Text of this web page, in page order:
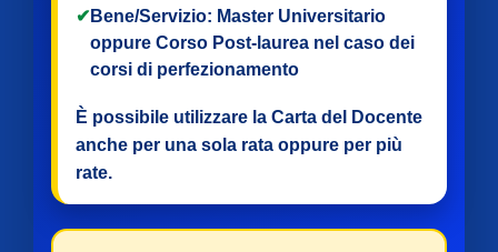
✔ Bene/Servizio: Master Universitario
oppure Corso Post-laurea nel caso dei
corsi di perfezionamento
È possibile utilizzare la Carta del Docente
anche per una sola rata oppure per più
rate.